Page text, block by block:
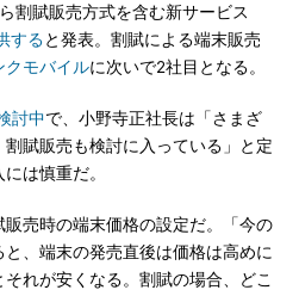
割賦販売方式を含む新サービス
すると発表。割賦による端末販売
クモバイルに次いで2社目となる。
討中で、小野寺正社長は「さまざ
賦販売も検討に入っている」と定
は慎重だ。
売時の端末価格の設定だ。「今の
、端末の発売直後は価格は高めに
れが安くなる。割賦の場合、どこ